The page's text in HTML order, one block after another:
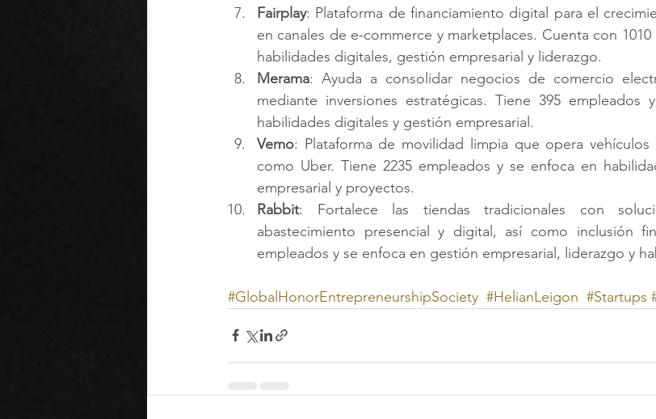
Fairplay: Plataforma de financiamiento digital para el
en canales de e-commerce y marketplaces. Cuenta con
habilidades digitales, gestión empresarial y liderazgo.
Merama: Ayuda a consolidar negocios de comercio
mediante inversiones estratégicas. Tiene 395 empleados
habilidades digitales y gestión empresarial.
Vemo: Plataforma de movilidad limpia que opera vehículos
como Uber. Tiene 2235 empleados y se enfoca en
empresarial y proyectos.
Rabbit: Fortalece las tiendas tradicionales con
abastecimiento presencial y digital, así como inclusión
empleados y se enfoca en gestión empresarial, liderazgo y
#GlobalHonorEntrepreneurshipSociety #HelianLeigon #Startups